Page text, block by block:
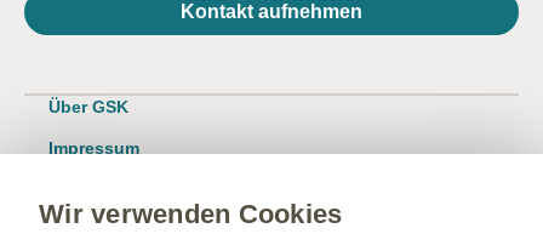
Kontakt aufnehmen
Über GSK
Impressum
Wir verwenden Cookies